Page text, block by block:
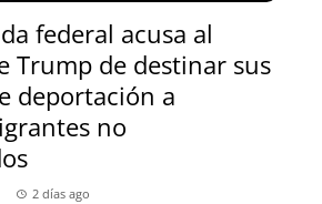
federal acusa al
Trump de destinar sus
deportación a
no
2 días ago